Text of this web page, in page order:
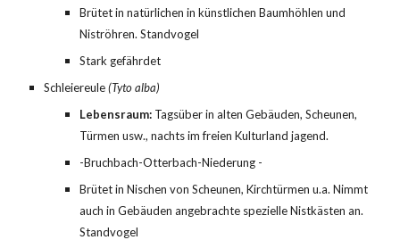
Brütet in natürlichen in künstlichen Baumhöhlen und
Niströhren. Standvogel
Stark gefährdet
Schleiereule (Tyto alba)
Lebensraum: Tagsüber in alten Gebäuden, Scheunen,
Türmen usw., nachts im freien Kulturland jagend.
-Bruchbach-Otterbach-Niederung -
Brütet in Nischen von Scheunen, Kirchtürmen u.a. Nimmt
auch in Gebäuden angebrachte spezielle Nistkästen an.
Standvogel